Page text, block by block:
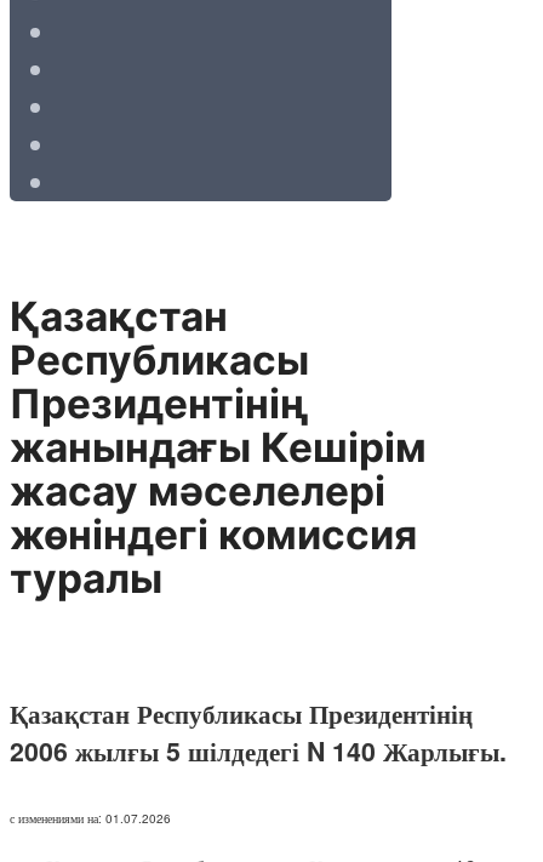
Қазақстан
Республикасы
Президентiнiң
жанындағы Кешiрiм
жасау мәселелерi
жөнiндегi комиссия
туралы
Қазақстан Республикасы Президентінің
2006 жылғы 5 шілдедегі N 140 Жарлығы.
с изменениями на: 01.07.2026